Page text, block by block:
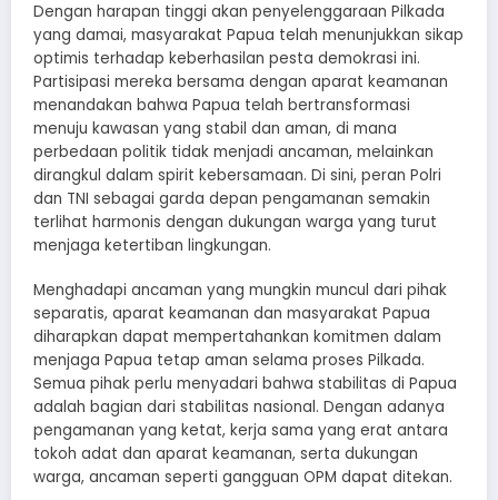
Dengan harapan tinggi akan penyelenggaraan Pilkada
yang damai, masyarakat Papua telah menunjukkan sikap
optimis terhadap keberhasilan pesta demokrasi ini.
Partisipasi mereka bersama dengan aparat keamanan
menandakan bahwa Papua telah bertransformasi
menuju kawasan yang stabil dan aman, di mana
perbedaan politik tidak menjadi ancaman, melainkan
dirangkul dalam spirit kebersamaan. Di sini, peran Polri
dan TNI sebagai garda depan pengamanan semakin
terlihat harmonis dengan dukungan warga yang turut
menjaga ketertiban lingkungan.
Menghadapi ancaman yang mungkin muncul dari pihak
separatis, aparat keamanan dan masyarakat Papua
diharapkan dapat mempertahankan komitmen dalam
menjaga Papua tetap aman selama proses Pilkada.
Semua pihak perlu menyadari bahwa stabilitas di Papua
adalah bagian dari stabilitas nasional. Dengan adanya
pengamanan yang ketat, kerja sama yang erat antara
tokoh adat dan aparat keamanan, serta dukungan
warga, ancaman seperti gangguan OPM dapat ditekan.